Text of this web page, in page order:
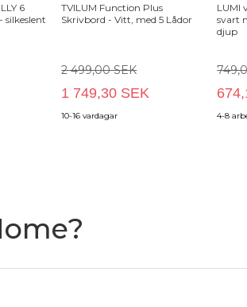
6
silkeslent
TVILUM Function Plus
Skrivbord - Vitt, med 5 Lådor
2 499,00 SEK
1 749,30 SEK
10-16 vardagar
LUMI
svart
djup
4-8